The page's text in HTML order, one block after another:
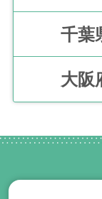
千葉
大阪